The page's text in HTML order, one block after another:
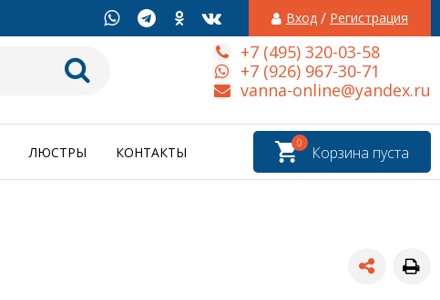
Вход / Регистрация
+7 (495) 320-03-58
+7 (926) 967-30-71
vanna-online@yandex.ru
Корзина пуста
0
ЛЮСТРЫ КОНТАКТЫ